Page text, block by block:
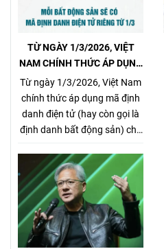
TỪ NGÀY 1/3/2026, VIỆT
NAM CHÍNH THỨC ÁP DỤNG
MÃ ĐỊNH DANH BẤT ĐỘNG
SẢN
Từ ngày 1/3/2026, Việt Nam
chính thức áp dụng mã định
danh điện tử (hay còn gọi là
định danh bất động sản) cho
theo Nghị định
357/2025/NĐ-CP (ban hành
ngày 31/12/2025, hiệu lực từ
1/3/2026) về xây dựng, quản
lý và sử dụng hệ thống thông
tin, cơ sở dữ liệu về nhà ở và